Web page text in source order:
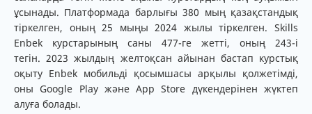
ұсынады. Платформада барлығы 380 мың қазақстандық
тіркелген, оның 25 мыңы 2024 жылы тіркелген. Skills
Enbek курстарының саны 477-ге жетті, оның 243-і
тегін. 2023 жылдың желтоқсан айынан бастап курстық
оқыту Enbek мобильді қосымшасы арқылы қолжетімді,
оны Google Play және App Store дүкендерінен жүктеп
алуға болады.